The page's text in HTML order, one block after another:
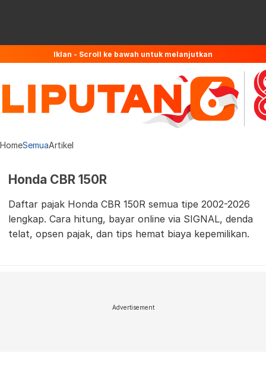
Iklan - Scroll ke bawah untuk melanjutkan
HomeSemuaArtikel
Honda CBR 150R
Daftar pajak Honda CBR 150R semua tipe 2002-2026
lengkap. Cara hitung, bayar online via SIGNAL, denda
telat, opsen pajak, dan tips hemat biaya kepemilikan.
Advertisement